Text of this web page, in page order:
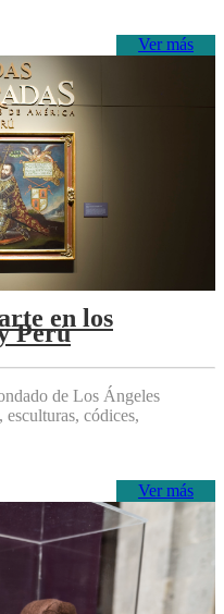
Ver más
en los
Perú
de Los Ángeles
códices,
Ver más